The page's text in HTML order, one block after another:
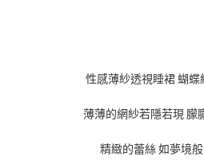
性感薄紗透視睡裙 蝴蝶
薄薄的網紗若隱若現 朦
精緻的蕾絲 如夢境